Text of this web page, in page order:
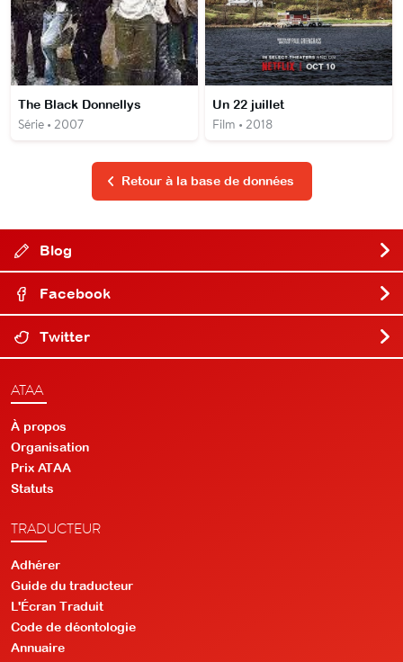
The Black Donnellys
Série • 2007
Un 22 juillet
Film • 2018
Retour à la base de données
Blog
Facebook
Twitter
ATAA
À propos
Organisation
Prix ATAA
Statuts
TRADUCTEUR
Adhérer
Guide du traducteur
L'Écran Traduit
Code de déontologie
Annuaire